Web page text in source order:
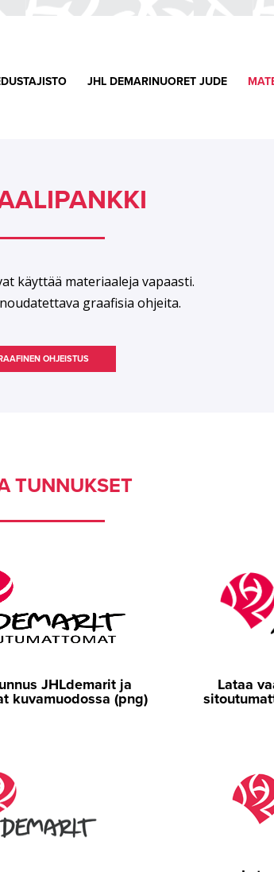
JHL DEMARINUORET JUDE
käyttää materiaaleja vapaasti.
graafisia ohjeita.
OHJEISTUS
TUNNUKSET
JHLdemarit ja
kuvamuodossa (png)
Lataa